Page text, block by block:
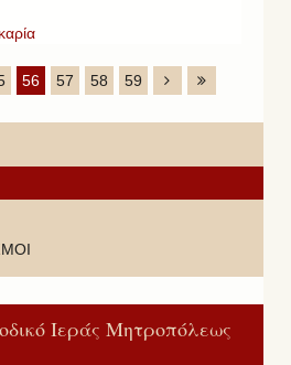
56 57 58 59
Ιεράς Μητροπόλεως